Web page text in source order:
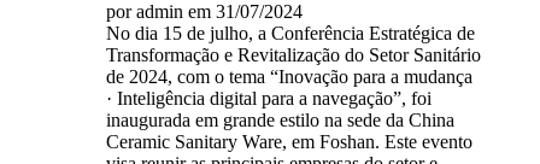
por admin em 31/07/2024
No dia 15 de julho, a Conferência Estratégica de
Transformação e Revitalização do Setor Sanitário
de 2024, com o tema “Inovação para a mudança
· Inteligência digital para a navegação”, foi
inaugurada em grande estilo na sede da China
Ceramic Sanitary Ware, em Foshan. Este evento